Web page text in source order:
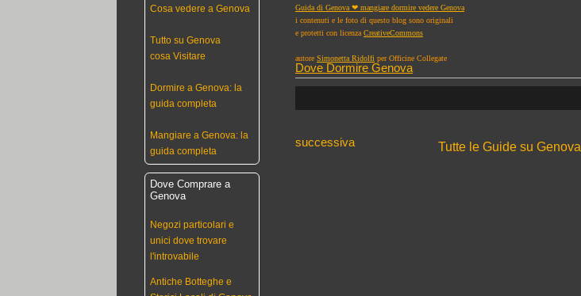
Guida di Genova ❤ mangiare dormire vedere Genova
i contenuti e le foto di questo blog sono originali
e protetti con licenza CreativeCommons
autore Simonetta Ridolfi per Officine Collegate
Dove Dormire Genova
successiva Tutte le Guide su Genova
Cosa vedere a Genova
Tutto su Genova
cosa Visitare
Dormire a Genova: la
guida completa
Mangiare a Genova: la
guida completa
Dove Comprare a
Genova
Negozi particolari e
unici dove trovare
l'introvabile
Antiche Botteghe e